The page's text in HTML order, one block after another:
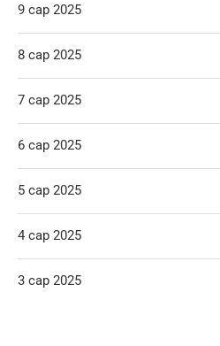
9 сар 2025
8 сар 2025
7 сар 2025
6 сар 2025
5 сар 2025
4 сар 2025
3 сар 2025